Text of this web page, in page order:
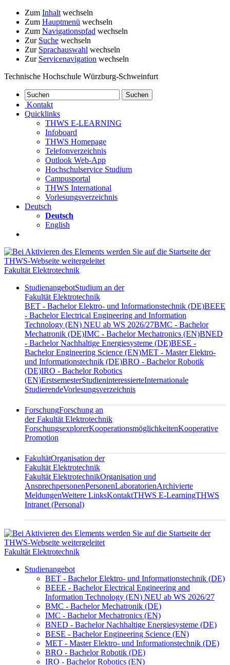
Zum Inhalt wechseln
Zum Hauptmenü wechseln
Zum Navigationspfad wechseln
Zur Suche wechseln
Zur Sprachauswahl wechseln
Zur Servicenavigation wechseln
Technische Hochschule Würzburg-Schweinfurt
Kontakt
Quicklinks
THWS E-LEARNING
Infoboard
THWS Homepage
Telefonverzeichnis
Outlook Web-App
Hochschulservice Studium
Campusportal
THWS International
Vorlesungsverzeichnis
Deutsch
Deutsch
English
Fakultät Elektrotechnik
StudienangebotStudium an der
Fakultät Elektrotechnik
BET - Bachelor Elektro- und Informationstechnik (DE)BEEE
- Bachelor Electrical Engineering and Information
Technology (EN) NEU ab WS 2026/27BMC - Bachelor
Mechatronik (DE)IMC - Bachelor Mechatronics (EN)BNED
- Bachelor Nachhaltige Energiesysteme (DE)BESE -
Bachelor Engineering Science (EN)MET - Master Elektro-
und Informationstechnik (DE)BRO - Bachelor Robotik
(DE)IRO - Bachelor Robotics
(EN)ErstsemesterStudieninteressierteInternationale
StudierendeVorlesungsverzeichnis
ForschungForschung an
der Fakultät Elektrotechnik
ForschungsexplorerKooperationsmöglichkeitenKooperative
Promotion
FakultätOrganisation der
Fakultät Elektrotechnik
Fakultät ElektrotechnikOrganisation und
AnsprechpersonenPersonenLaboratorienArchivierte
MeldungenWeitere LinksKontaktTHWS E-LearningTHWS
Intranet (Personal)
Fakultät Elektrotechnik
Studienangebot
BET - Bachelor Elektro- und Informationstechnik (DE)
BEEE - Bachelor Electrical Engineering and
Information Technology (EN) NEU ab WS 2026/27
BMC - Bachelor Mechatronik (DE)
IMC - Bachelor Mechatronics (EN)
BNED - Bachelor Nachhaltige Energiesysteme (DE)
BESE - Bachelor Engineering Science (EN)
MET - Master Elektro- und Informationstechnik (DE)
BRO - Bachelor Robotik (DE)
IRO - Bachelor Robotics (EN)